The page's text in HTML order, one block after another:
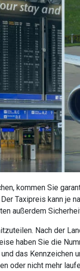
kommen Sie
Taxipreis kann je
außerdem
Nach der
haben Sie die
das
oder nicht mehr